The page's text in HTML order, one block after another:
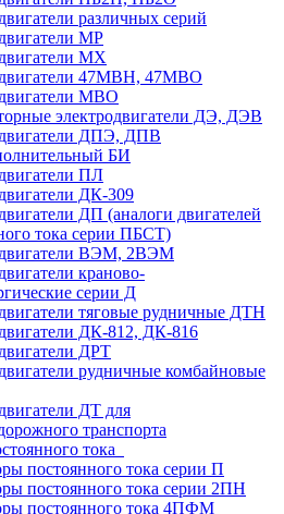
различных серий
МР
MX
47MBH, 47МВО
MBO
электродвигатели ДЭ, ДЭВ
ДПЭ, ДПВ
БИ
ПЛ
ДК-309
ДП (аналоги двигателей
тока серии ПБСТ)
ВЭМ, 2ВЭМ
краново-
серии Д
тяговые рудничные ДТН
ДК-812, ДК-816
ДРТ
рудничные комбайновые
ДТ для
транспорта
тока
постоянного тока серии П
постоянного тока серии 2ПН
постоянного тока 4ПФМ